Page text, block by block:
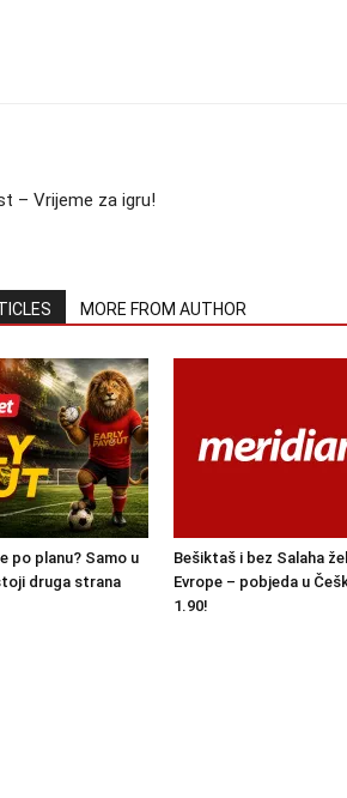
– Vrijeme za igru!
MORE FROM AUTHOR
po planu? Samo u
druga strana
Bešiktaš i bez Salaha
Evrope – pobjeda u
1.90!